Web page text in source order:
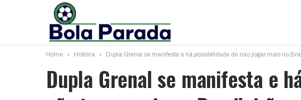
Home História Dupla Grenal se manifesta e há possibilidade de não jogar mais no
Dupla Grenal se manifesta e